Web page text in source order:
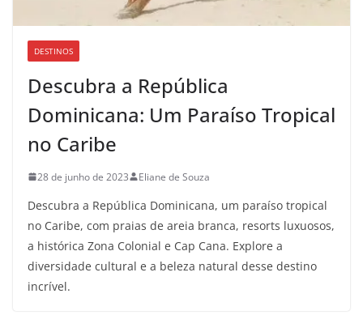
DESTINOS
Descubra a República
Dominicana: Um Paraíso Tropical
no Caribe
28 de junho de 2023 Eliane de Souza
Descubra a República Dominicana, um paraíso tropical
no Caribe, com praias de areia branca, resorts luxuosos,
a histórica Zona Colonial e Cap Cana. Explore a
diversidade cultural e a beleza natural desse destino
incrível.